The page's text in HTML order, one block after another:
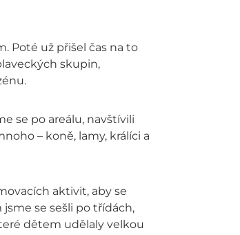
Poté už přišel čas na to
skupin,
se po areálu, navštívili
– koně, lamy, králíci a
aktivit, aby se
jsme se sešli po třídách,
dětem udělaly velkou